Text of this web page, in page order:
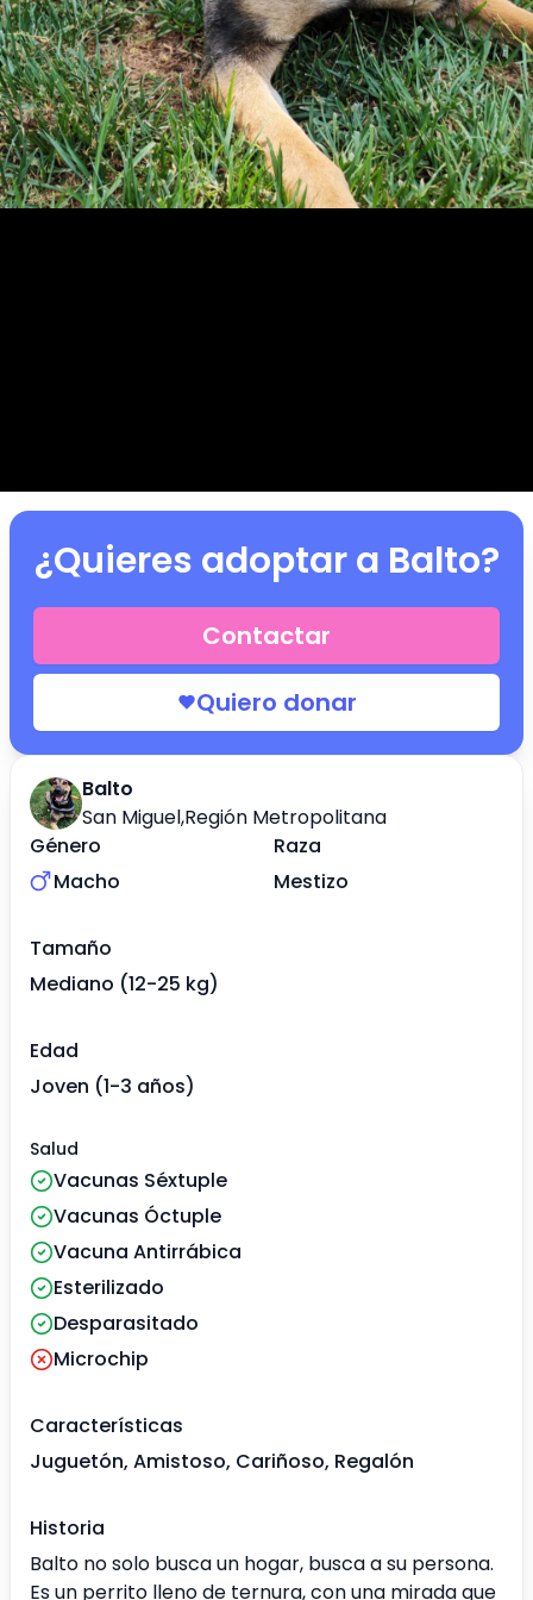
Balto
San Miguel,Región Metropolitana
Género
Macho
Raza
Mestizo
Tamaño
Mediano (12-25 kg)
Edad
Joven (1-3 años)
Salud
Vacunas Séxtuple
Vacunas Óctuple
Vacuna Antirrábica
Esterilizado
Desparasitado
Microchip
Características
Juguetón, Amistoso, Cariñoso, Regalón
Historia
Balto no solo busca un hogar, busca a su persona.
Es un perrito lleno de ternura, con una mirada que
¿Quieres adoptar a Balto?
Contactar
Quiero donar